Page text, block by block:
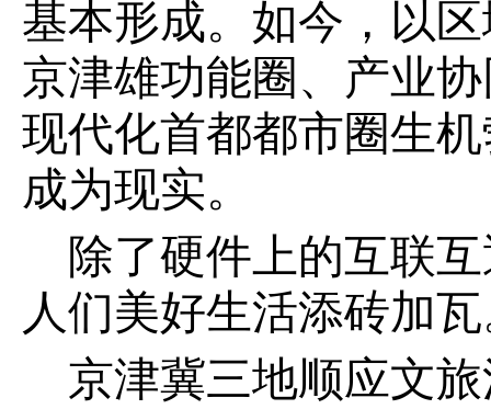
基本形成。如今，以
京津雄功能圈、产业
现代化首都都市圈生
成为现实。
除了硬件上的互联
人们美好生活添砖加
京津冀三地顺应文